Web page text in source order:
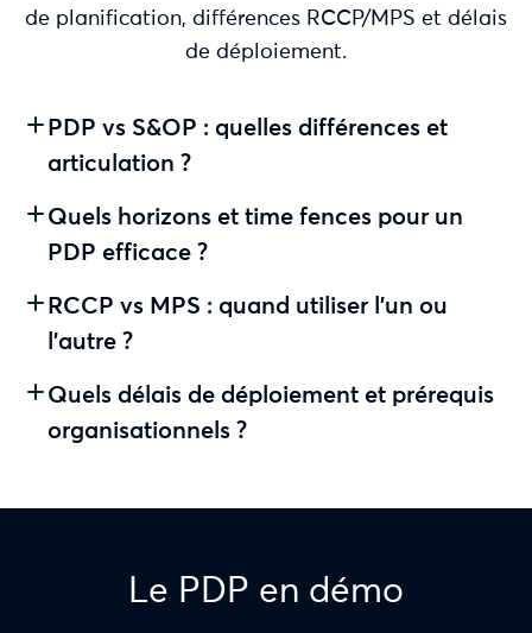
de planification, différences RCCP/MPS et délais
de déploiement.
PDP vs S&OP : quelles différences et
articulation ?
Quels horizons et time fences pour un
PDP efficace ?
RCCP vs MPS : quand utiliser l’un ou
l’autre ?
Quels délais de déploiement et prérequis
organisationnels ?
Le PDP en démo